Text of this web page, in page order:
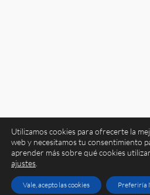
Aviso legal|Política de
Utilizamos cookies para ofrecerte la
web y necesitamos tu consentimiento
aprender más sobre qué cookies
ajustes
Vale, acepto las cookies Preferiría